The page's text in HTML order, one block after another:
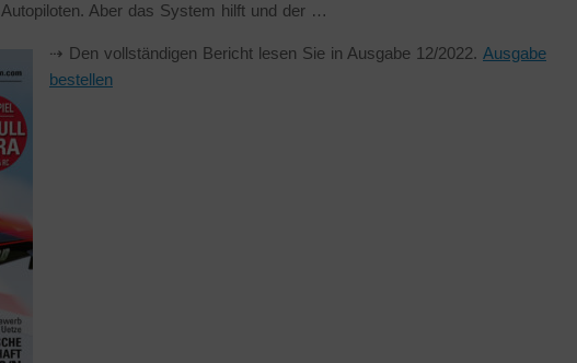
Aber das System hilft und der …
⇢ Den vollständigen Bericht lesen Sie in Ausgabe 12/2022. Ausgabe
bestellen